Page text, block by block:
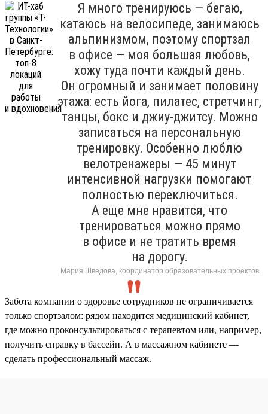
Я много тренируюсь — бегаю,
катаюсь на велосипеде, занимаюсь
альпинизмом, поэтому спортзал
в офисе — моя большая любовь,
хожу туда почти каждый день.
Он огромный и занимает половину
этажа: есть йога, пилатес, стретчинг,
танцы, бокс и джиу-джитсу. Можно
записаться на персональную
тренировку. Особенно люблю
велотренажеры — 45 минут
интенсивной нагрузки помогают
полностью переключиться.
А еще мне нравится, что
тренироваться можно прямо
в офисе и не тратить время
на дорогу.
Мария Шведова, координатор образовательных проектов
Забота компании о здоровье сотрудников не ограничивается
только спортзалом: рядом находится медицинский кабинет,
где можно проконсультироваться с терапевтом или, например,
получить справку в бассейн. А в массажном кабинете —
сделать профессиональный массаж.